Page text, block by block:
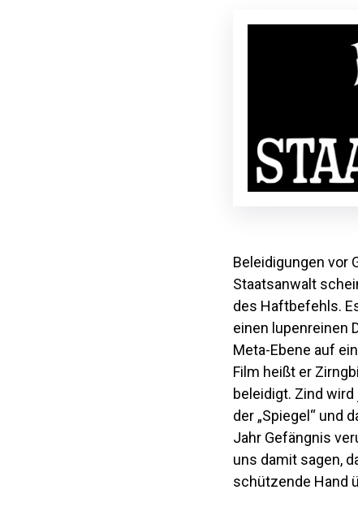
Beleidigungen vor
Staatsanwalt
des Haftbefehls.
einen lupenreinen
Meta-Ebene auf
Film heißt er
beleidigt. Zind
der „Spiegel“ und
Jahr Gefängnis
uns damit sagen,
schützende Hand